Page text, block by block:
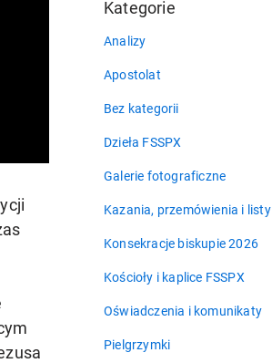
Kategorie
Analizy
Apostolat
Bez kategorii
Dzieła FSSPX
Galerie fotograficzne
Kazania, przemówienia i listy
Konsekracje biskupie 2026
Kościoły i kaplice FSSPX
Oświadczenia i komunikaty
Pielgrzymki